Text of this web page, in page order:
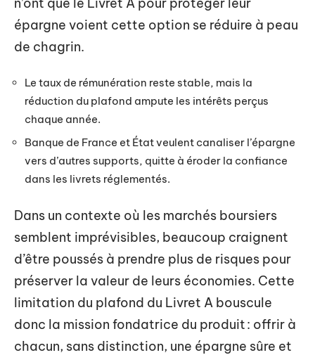
épargne voient cette option se réduire à peau
de chagrin.
Le taux de rémunération reste stable, mais la
réduction du plafond ampute les intérêts perçus
chaque année.
Banque de France et État veulent canaliser l’épargne
vers d’autres supports, quitte à éroder la confiance
dans les livrets réglementés.
Dans un contexte où les marchés boursiers
semblent imprévisibles, beaucoup craignent
d’être poussés à prendre plus de risques pour
préserver la valeur de leurs économies. Cette
limitation du plafond du Livret A bouscule
donc la mission fondatrice du produit : offrir à
chacun, sans distinction, une épargne sûre et